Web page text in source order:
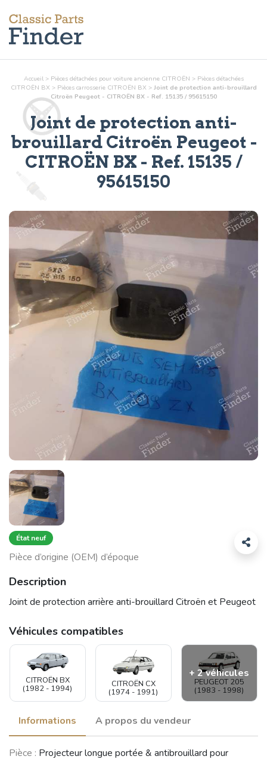
Accueil > Pièces détachées pour voiture ancienne CITROËN > Pièces détachées
CITROËN BX > Pièces carrosserieCITROËN BX > Joint de protection anti-brouillard
Citroën Peugeot - CITROËN BX - Ref. 15135 / 95615150
Joint de protection anti-
brouillard Citroën Peugeot -
CITROËN BX - Ref. 15135 /
95615150
État neuf
Pièce d’origine (OEM) d’époque
Description
Joint de protection arrière anti-brouillard Citroën et Peugeot
Véhicules compatibles
CITROËN BX
(1982 - 1994) CITROËN CX
(1974 - 1991)
PEUGEOT 205
(1983 - 1998)
+ 2 véhicules
PEUGEOT 309 CITROËN ZX
Informations A propos du vendeur
Pièce : Projecteur longue portée & antibrouillard pour